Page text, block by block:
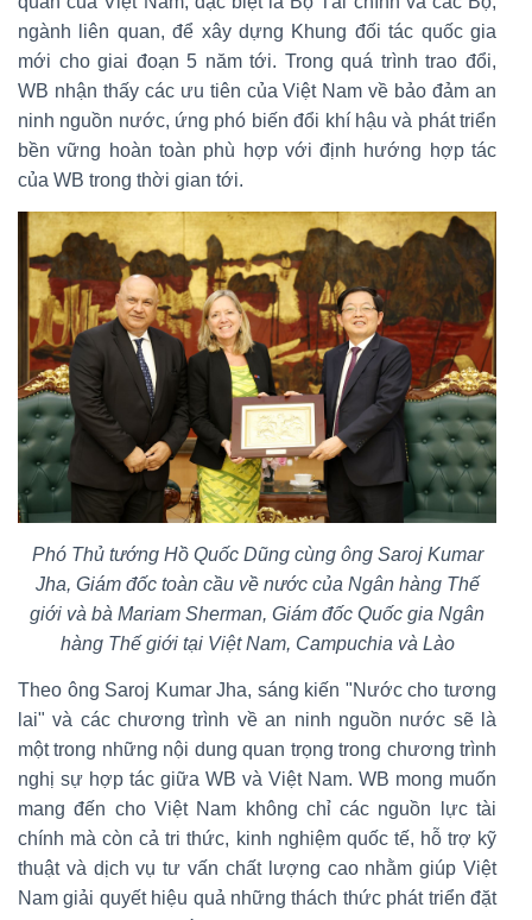
ngành liên quan, để xây dựng Khung đối tác quốc gia
mới cho giai đoạn 5 năm tới. Trong quá trình trao đổi,
WB nhận thấy các ưu tiên của Việt Nam về bảo đảm an
ninh nguồn nước, ứng phó biến đổi khí hậu và phát triển
bền vững hoàn toàn phù hợp với định hướng hợp tác
của WB trong thời gian tới.
Phó Thủ tướng Hồ Quốc Dũng cùng ông Saroj Kumar
Jha, Giám đốc toàn cầu về nước của Ngân hàng Thế
giới và bà Mariam Sherman, Giám đốc Quốc gia Ngân
hàng Thế giới tại Việt Nam, Campuchia và Lào
Theo ông Saroj Kumar Jha, sáng kiến "Nước cho tương
lai" và các chương trình về an ninh nguồn nước sẽ là
một trong những nội dung quan trọng trong chương trình
nghị sự hợp tác giữa WB và Việt Nam. WB mong muốn
mang đến cho Việt Nam không chỉ các nguồn lực tài
chính mà còn cả tri thức, kinh nghiệm quốc tế, hỗ trợ kỹ
thuật và dịch vụ tư vấn chất lượng cao nhằm giúp Việt
Nam giải quyết hiệu quả những thách thức phát triển đặt